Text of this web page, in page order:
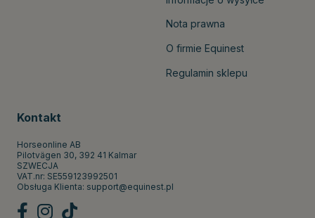
Nota prawna
O firmie Equinest
Regulamin sklepu
Kontakt
Horseonline AB
Pilotvägen 30, 392 41 Kalmar
SZWECJA
VAT.nr: SE559123992501
Obsługa Klienta: support@equinest.pl